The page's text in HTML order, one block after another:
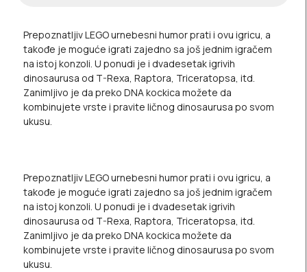
Prepoznatljiv LEGO urnebesni humor prati i ovu igricu, a
takođe je moguće igrati zajedno sa još jednim igračem
na istoj konzoli. U ponudi je i dvadesetak igrivih
dinosaurusa od T-Rexa, Raptora, Triceratopsa, itd.
Zanimljivo je da preko DNA kockica možete da
kombinujete vrste i pravite ličnog dinosaurusa po svom
ukusu.
Prepoznatljiv LEGO urnebesni humor prati i ovu igricu, a
takođe je moguće igrati zajedno sa još jednim igračem
na istoj konzoli. U ponudi je i dvadesetak igrivih
dinosaurusa od T-Rexa, Raptora, Triceratopsa, itd.
Zanimljivo je da preko DNA kockica možete da
kombinujete vrste i pravite ličnog dinosaurusa po svom
ukusu.